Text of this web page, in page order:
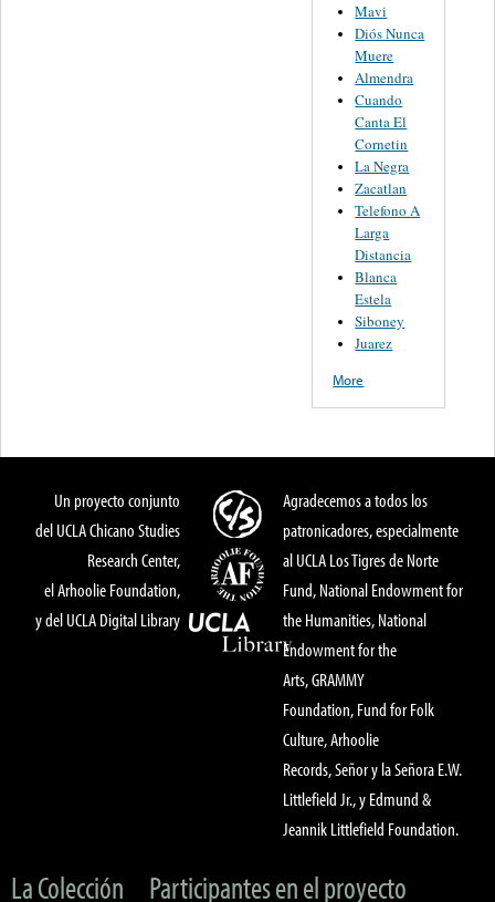
Mavi
Diós Nunca
Muere
Almendra
Cuando
Canta El
Cornetin
La Negra
Zacatlan
Telefono A
Larga
Distancia
Blanca
Estela
Siboney
Juarez
More
Un proyecto conjunto
del UCLA Chicano Studies
Research Center,
el Arhoolie Foundation,
y del UCLA Digital Library
Agradecemos a todos los
patronicadores, especialmente
al UCLA Los Tigres de Norte
Fund, National Endowment for
the Humanities, National
Endowment for the
Arts, GRAMMY
Foundation, Fund for Folk
Culture, Arhoolie
Records, Señor y la Señora E.W.
Littlefield Jr., y Edmund &
Jeannik Littlefield Foundation.
La Colección
Participantes en el proyecto